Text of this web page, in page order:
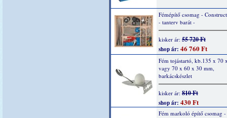
Fémépítő csomag -
- tanterv barát -
kisker ár: 55 720 Ft
shop ár: 46 760 Ft
Fém tojástartó, kb.135 x 70
vagy 70 x 60 x 30 mm,
barkácskészlet
kisker ár: 810 Ft
shop ár: 430 Ft
Fém markoló építő csomag -